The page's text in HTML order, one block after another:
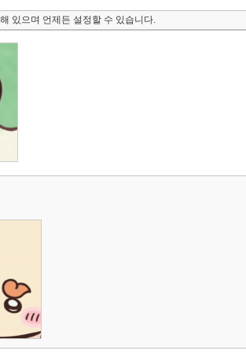
있으며 언제든 설정할 수 있습니다.